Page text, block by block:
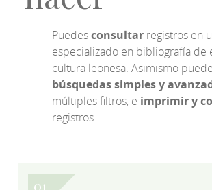
Puedesconsultar registros en
especializado en bibliografía de
cultura leonesa. Asimismo
búsquedas simples y
múltiples filtros, e imprimir y
registros.